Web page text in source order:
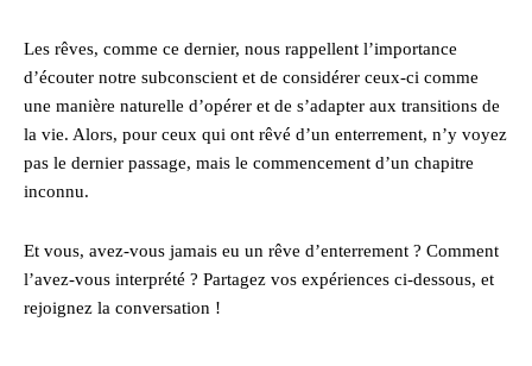
Les rêves, comme ce dernier, nous rappellent l’importance
d’écouter notre subconscient et de considérer ceux-ci comme
une manière naturelle d’opérer et de s’adapter aux transitions de
la vie. Alors, pour ceux qui ont rêvé d’un enterrement, n’y voyez
pas le dernier passage, mais le commencement d’un chapitre
inconnu.
Et vous, avez-vous jamais eu un rêve d’enterrement ? Comment
l’avez-vous interprété ? Partagez vos expériences ci-dessous, et
rejoignez la conversation !